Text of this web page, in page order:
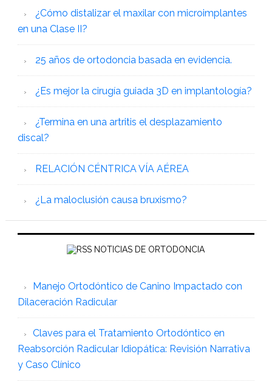
¿Cómo distalizar el maxilar con microimplantes
en una Clase II?
25 años de ortodoncia basada en evidencia.
¿Es mejor la cirugía guiada 3D en implantología?
¿Termina en una artritis el desplazamiento
discal?
RELACIÓN CÉNTRICA VÍA AÉREA
¿La maloclusión causa bruxismo?
NOTICIAS DE ORTODONCIA
Manejo Ortodóntico de Canino Impactado con
Dilaceración Radicular
Claves para el Tratamiento Ortodóntico en
Reabsorción Radicular Idiopática: Revisión Narrativa
y Caso Clínico